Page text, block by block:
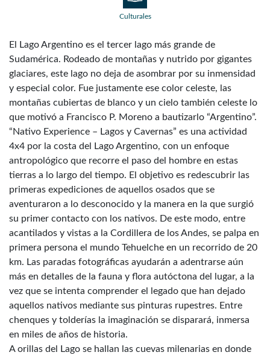
Culturales
El Lago Argentino es el tercer lago más grande de
Sudamérica. Rodeado de montañas y nutrido por gigantes
glaciares, este lago no deja de asombrar por su inmensidad
y especial color. Fue justamente ese color celeste, las
montañas cubiertas de blanco y un cielo también celeste lo
que motivó a Francisco P. Moreno a bautizarlo “Argentino”.
“Nativo Experience – Lagos y Cavernas” es una actividad
4x4 por la costa del Lago Argentino, con un enfoque
antropológico que recorre el paso del hombre en estas
tierras a lo largo del tiempo. El objetivo es redescubrir las
primeras expediciones de aquellos osados que se
aventuraron a lo desconocido y la manera en la que surgió
su primer contacto con los nativos. De este modo, entre
acantilados y vistas a la Cordillera de los Andes, se palpa en
primera persona el mundo Tehuelche en un recorrido de 20
km. Las paradas fotográficas ayudarán a adentrarse aún
más en detalles de la fauna y flora autóctona del lugar, a la
vez que se intenta comprender el legado que han dejado
aquellos nativos mediante sus pinturas rupestres. Entre
chenques y tolderías la imaginación se disparará, inmersa
en miles de años de historia.
A orillas del Lago se hallan las cuevas milenarias en donde